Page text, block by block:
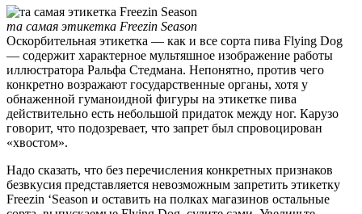
та самая этикетка Freezin Season
Оскорбительная этикетка — как и все сорта пива Flying Dog
— содержит характерное мультяшное изображение работы
иллюстратора Ральфа Стедмана. Непонятно, против чего
конкретно возражают государственные органы, хотя у
обнаженной гуманоидной фигуры на этикетке пива
действительно есть небольшой придаток между ног. Карузо
говорит, что подозревает, что запрет был спровоцирован
«хвостом».
Надо сказать, что без перечисления конкретных признаков
безвкусия представляется невозможным запретить этикетку
Freezin ‘Season и оставить на полках магазинов остальные